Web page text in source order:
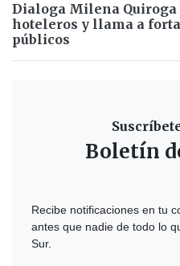
Dialoga Milena Quiroga
hoteleros y llama a
públicos
Boletín
Recibe notificaciones en tu
antes que nadie de todo lo
Sur.